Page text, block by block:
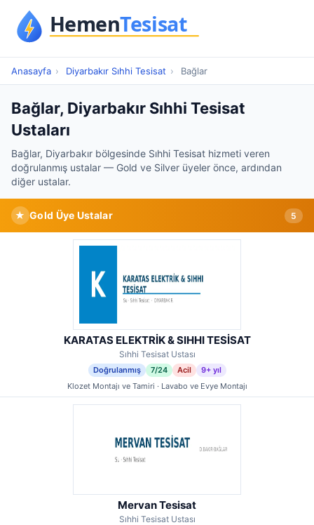
Anasayfa › Diyarbakır Sıhhi Tesisat › Bağlar
Bağlar, Diyarbakır Sıhhi Tesisat
Ustaları
Bağlar, Diyarbakır bölgesinde Sıhhi Tesisat hizmeti veren
doğrulanmış ustalar — Gold ve Silver üyeler önce, ardından
diğer ustalar.
★ Gold Üye Ustalar 5
KARATAS ELEKTRİK & SIHHI TESİSAT
Sıhhi Tesisat Ustası
Doğrulanmış 7/24 Acil
9+ yıl
Klozet Montajı ve Tamiri · Lavabo ve Evye Montajı
Mervan Tesisat
Sıhhi Tesisat Ustası